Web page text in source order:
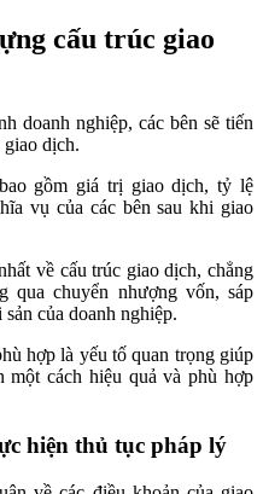
cấu trúc giao
doanh nghiệp, các bên sẽ tiến
giao dịch.
gồm giá trị giao dịch, tỷ lệ
vụ của các bên sau khi giao
về cấu trúc giao dịch, chẳng
qua chuyển nhượng vốn, sáp
của doanh nghiệp.
hợp là yếu tố quan trọng giúp
một cách hiệu quả và phù hợp
hiện thủ tục pháp lý